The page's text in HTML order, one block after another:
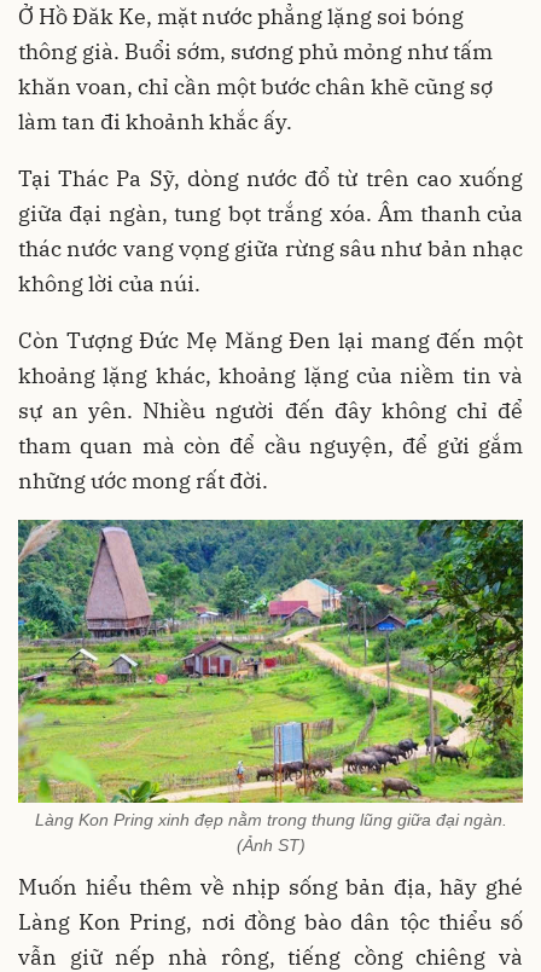
Ở Hồ Đăk Ke, mặt nước phẳng lặng soi bóng
thông già. Buổi sớm, sương phủ mỏng như tấm
khăn voan, chỉ cần một bước chân khẽ cũng sợ
làm tan đi khoảnh khắc ấy.
Tại Thác Pa Sỹ, dòng nước đổ từ trên cao xuống
giữa đại ngàn, tung bọt trắng xóa. Âm thanh của
thác nước vang vọng giữa rừng sâu như bản nhạc
không lời của núi.
Còn Tượng Đức Mẹ Măng Đen lại mang đến một
khoảng lặng khác, khoảng lặng của niềm tin và
sự an yên. Nhiều người đến đây không chỉ để
tham quan mà còn để cầu nguyện, để gửi gắm
những ước mong rất đời.
Làng Kon Pring xinh đẹp nằm trong thung lũng giữa đại ngàn.
(Ảnh ST)
Muốn hiểu thêm về nhịp sống bản địa, hãy ghé
Làng Kon Pring, nơi đồng bào dân tộc thiểu số
vẫn giữ nếp nhà rông, tiếng cồng chiêng và